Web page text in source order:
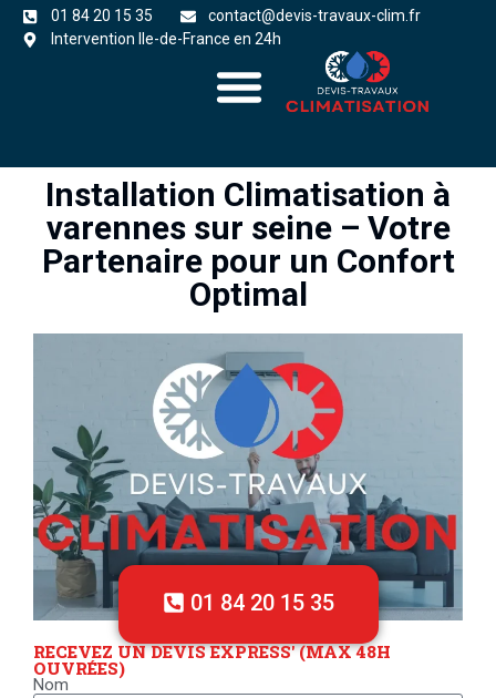
01 84 20 15 35
contact@devis-travaux-clim.fr
Intervention Ile-de-France en 24h
Installation Climatisation à
varennes sur seine – Votre
Partenaire pour un Confort
Optimal
01 84 20 15 35
RECEVEZ UN DEVIS EXPRESS' (MAX 48H
OUVRÉES)
Nom